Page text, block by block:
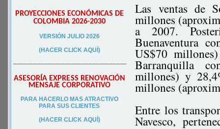
PROYECCIONES ECONÓMICAS DE
COLOMBIA 2026-2030
VERSIÓN JULIO 2026
(HACER CLICK AQUÍ)
–––––––––––––––––––––––––––––––––
ASESORÍA EXPRESS RENOVACIÓN
MENSAJE CORPORATIVO
PARA HACERLO MAS ATRACTIVO
PARA SUS CLIENTES
(HACER CLICK AQUÍ)
Las ventas de
millones
a 2007.
Buenaventura
US$70
Barranquilla
millones) y
millones
Entre los
Navesco,